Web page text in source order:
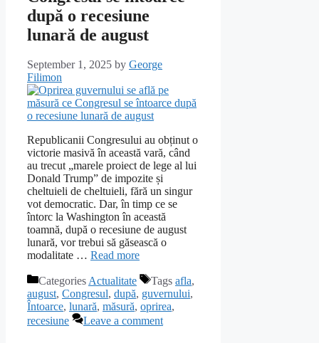
după o recesiune
lunară de august
September 1, 2025 by George
Filimon
Republicanii Congresului au obținut o
victorie masivă în această vară, când
au trecut „marele proiect de lege al lui
Donald Trump” de impozite și
cheltuieli de cheltuieli, fără un singur
vot democratic. Dar, în timp ce se
întorc la Washington în această
toamnă, după o recesiune de august
lunară, vor trebui să găsească o
modalitate … Read more
CategoriesActualitate Tags afla,
august, Congresul, după, guvernului,
Întoarce, lunară, măsură, oprirea,
recesiune
Leave a comment